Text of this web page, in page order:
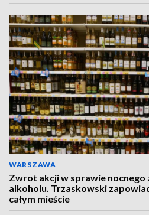
WARSZAWA
Zwrot akcji w sprawie nocnego
alkoholu. Trzaskowski
całym mieście